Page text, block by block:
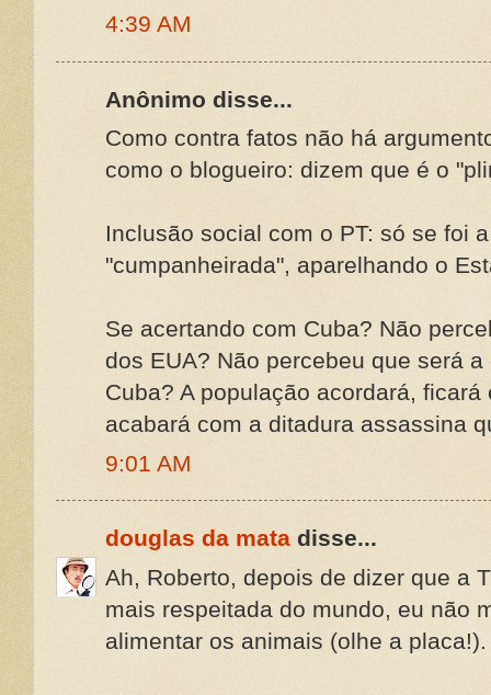
4:39 AM
Anônimo disse...
Como contra fatos não há
como o blogueiro: dizem que é o
Inclusão social com o PT: só se foi
"cumpanheirada", aparelhando o
Se acertando com Cuba? Não
dos EUA? Não percebeu que será
Cuba? A população acordará,
acabará com a ditadura assassina
9:01 AM
douglas da mata disse...
Ah, Roberto, depois de dizer que a
mais respeitada do mundo, eu não
alimentar os animais (olhe a placa!).